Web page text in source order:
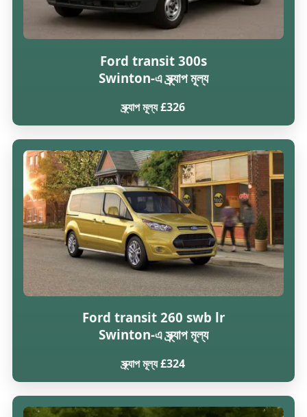
Ford transit 300s
Swinton-এ স্ক্র্যাপ মূল্য
স্ক্র্যাপ মূল্য £326
Ford transit 260 swb lr
Swinton-এ স্ক্র্যাপ মূল্য
স্ক্র্যাপ মূল্য £324